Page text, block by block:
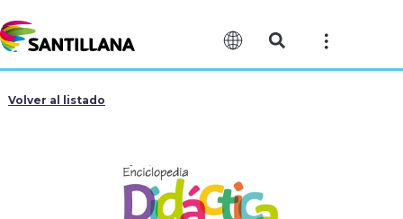
Volver al listado